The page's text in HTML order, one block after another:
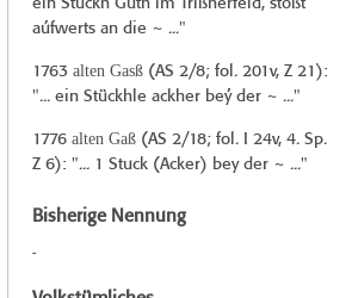
ein Stúckh Gúth im Trißnerfeld, stoßt
aúfwerts an die ~ ..."
1763 alten Gasß(AS 2/8; fol. 201v, Z 21):
"... ein Stückhle ackher beý der ~ ..."
1776 alten Gaß(AS 2/18; fol. I 24v, 4. Sp.
Z 6): "... 1 Stuck (Acker) bey der ~ ..."
Bisherige Nennung
-